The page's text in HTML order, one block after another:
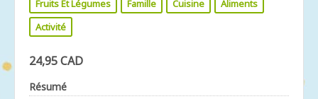
Fruits Et Légumes
Famille Cuisine
Aliments
Activité
24,95 CAD
Résumé